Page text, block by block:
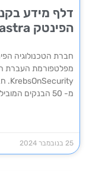
דלף מידע
הפינטק Finastra
מפלטפורמת העברת
מ- 50 הבנקים המובילים
25 בנובמבר 2024